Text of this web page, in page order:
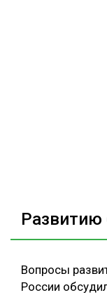
Развитию
Вопросы
России